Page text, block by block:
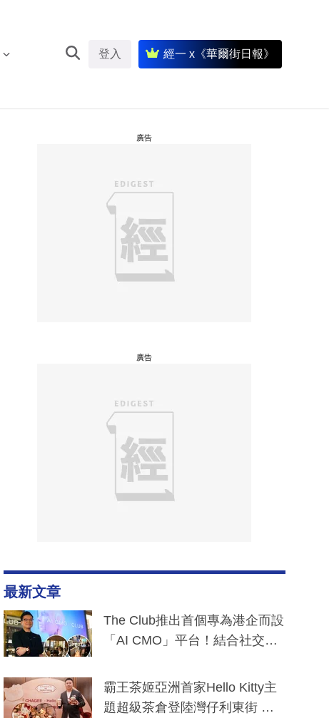
登入 經一 x《華爾街日報》
廣告
廣告
最新文章
The Club推出首個專為港企而設
「AI CMO」平台！結合社交聆
分鐘生成「貼地」宣傳短片
霸王茶姬亞洲首家Hello Kitty主
題超級茶倉登陸灣仔利東街 推